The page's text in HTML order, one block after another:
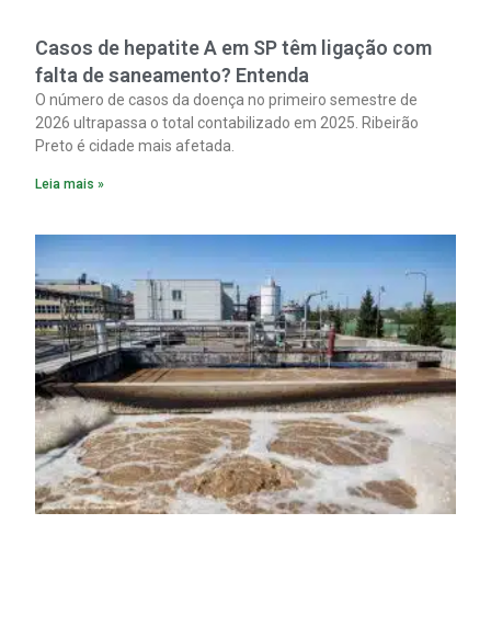
Casos de hepatite A em SP têm ligação com
falta de saneamento? Entenda
O número de casos da doença no primeiro semestre de
2026 ultrapassa o total contabilizado em 2025. Ribeirão
Preto é cidade mais afetada.
Leia mais »